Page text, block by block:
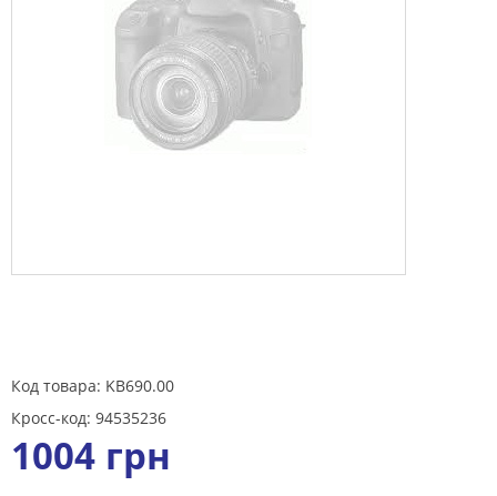
Код товара: KB690.00
Кросс-код: 94535236
1004 грн